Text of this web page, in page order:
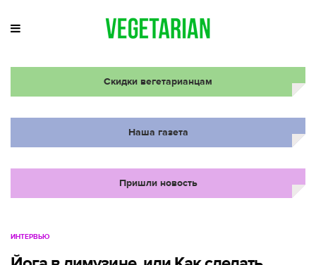
Скидки вегетарианцам
Наша газета
Пришли новость
ИНТЕРВЬЮ